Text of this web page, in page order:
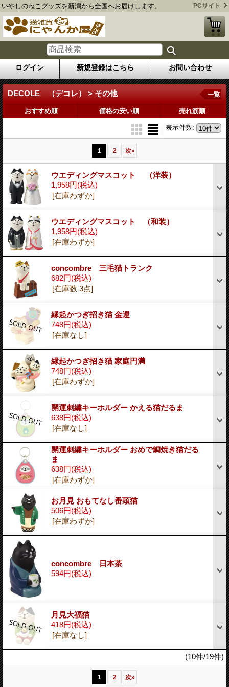
いやしのねこグッズを新潟から全国へお届けします。 PCサイト
ログイン 新規登録はこちら お問い合わせ
DECOLE （デコレ） > その他 一覧
おすすめ順 価格の安い順 売れ筋順
表示件数:
1 2 次»
ウエディングマスコット （洋装）
1,958円(税込)
[在庫わずか]
ウエディングマスコット （和装）
1,958円(税込)
[在庫わずか]
concombre 三毛猫トランク
682円(税込)
[在庫数 3点]
縁起かつぎ招き猫 金運
748円(税込)
[在庫なし]
縁起かつぎ招き猫 家庭円満
748円(税込)
[在庫わずか]
開運刺繍キーホルダー かえる猫だるま
638円(税込)
[在庫なし]
開運刺繍キーホルダー おめで鯛焼き猫だる
ま
638円(税込)
[在庫わずか]
お月見 おもてなし番頭猫
506円(税込)
[在庫わずか]
concombre 日本茶
594円(税込)
月見大福猫
418円(税込)
[在庫なし]
(10件/19件)
1 2 次»